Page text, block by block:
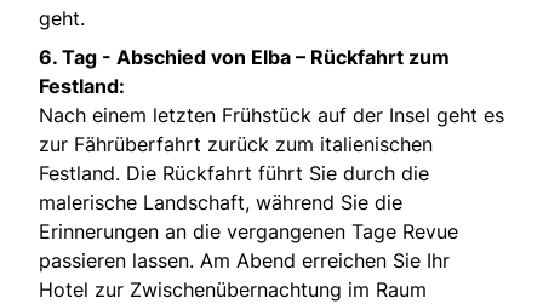
geht.
6. Tag - Abschied von Elba – Rückfahrt zum
Festland:
Nach einem letzten Frühstück auf der Insel geht es
zur Fährüberfahrt zurück zum italienischen
Festland. Die Rückfahrt führt Sie durch die
malerische Landschaft, während Sie die
Erinnerungen an die vergangenen Tage Revue
passieren lassen. Am Abend erreichen Sie Ihr
Hotel zur Zwischenübernachtung im Raum